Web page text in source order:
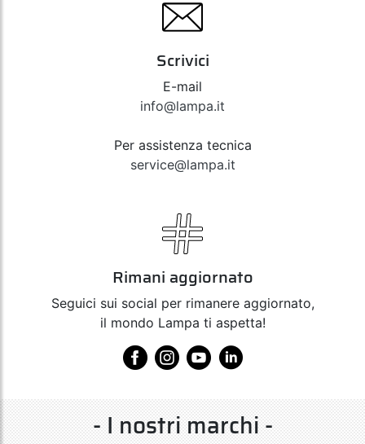
Scrivici
E-mail
info@lampa.it
Per assistenza tecnica
service@lampa.it
Rimani aggiornato
Seguici sui social per rimanere aggiornato,
il mondo Lampa ti aspetta!
- I nostri marchi -